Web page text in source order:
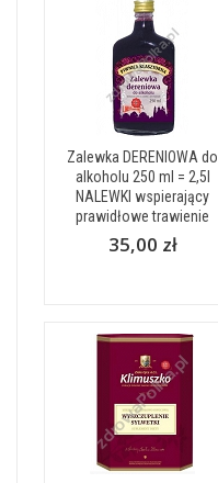
Zalewka DERENIOWA do
alkoholu 250 ml = 2,5l
NALEWKI wspierający
prawidłowe trawienie
35,00 zł